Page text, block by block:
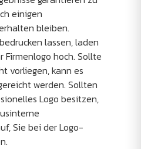
einigen
bleiben.
lassen, laden
Firmenlogo hoch. Sollte
vorliegen, kann es
werden. Sollten
Logo besitzen,
Sie bei der Logo-